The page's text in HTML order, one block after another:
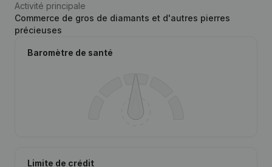
Activité principale
Commerce de gros de diamants et d'autres pierres
précieuses
Baromètre de santé
Limite de crédit